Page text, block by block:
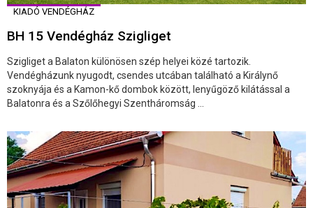
KIADÓ VENDÉGHÁZ
BH 15 Vendégház Szigliget
Szigliget a Balaton különösen szép helyei közé tartozik.
Vendégházunk nyugodt, csendes utcában található a Királynő
szoknyája és a Kamon-kő dombok között, lenyűgöző kilátással a
Balatonra és a Szőlőhegyi Szentháromság ...